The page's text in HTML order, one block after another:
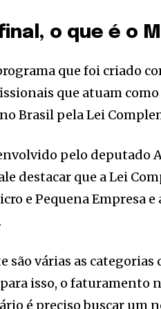
o que é o
que foi criado
que atuam
Brasil pela Lei
pelo deputado
destacar que a Lei
e Pequena Empresa
são várias as categorias
isso, o faturamento
é preciso buscar um